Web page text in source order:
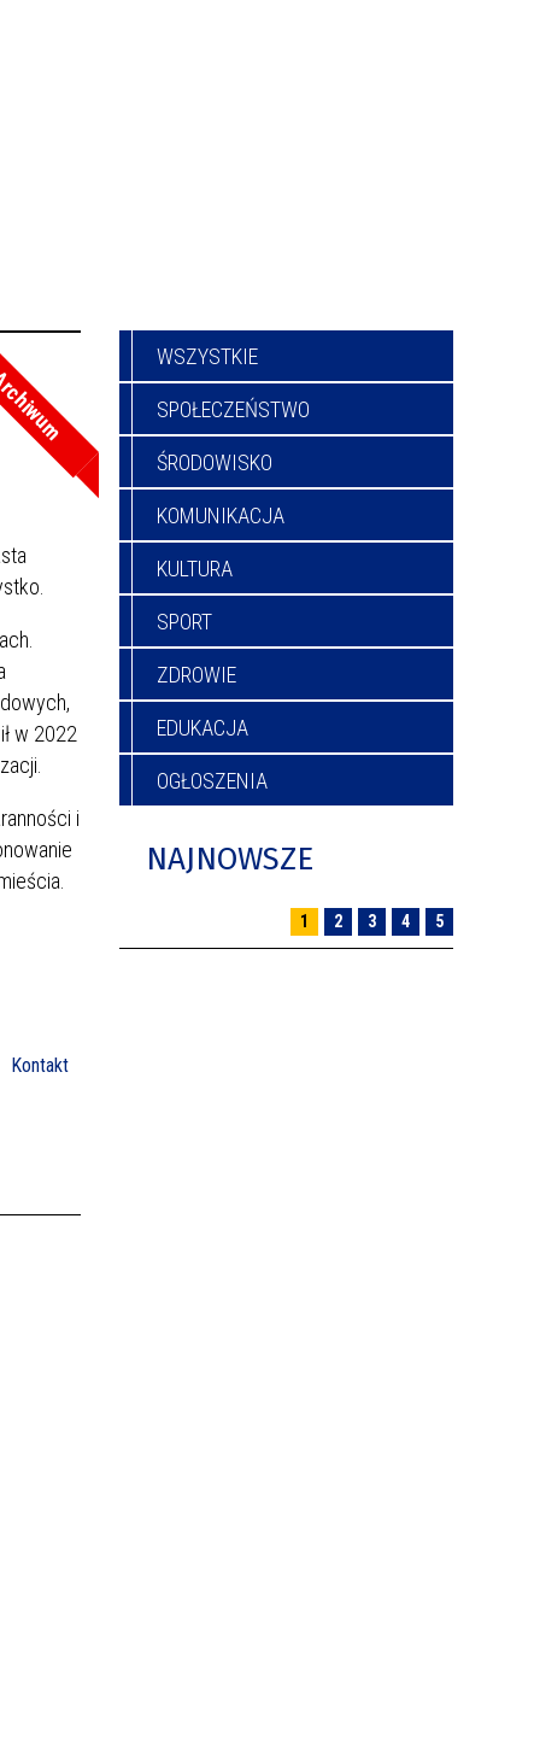
w 2022
i
Kontakt
WSZYSTKIE
SPOŁECZEŃSTWO
ŚRODOWISKO
KOMUNIKACJA
KULTURA
SPORT
ZDROWIE
EDUKACJA
OGŁOSZENIA
NAJNOWSZE
1 2 3 4 5